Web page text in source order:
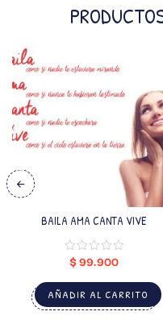
BAILA AMA CANTA VIVE
$99.900
AÑADIR AL CARRITO